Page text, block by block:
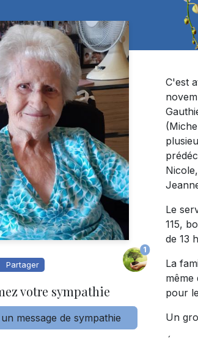
Partager
1
votre sympathie
message de sympathie
C'est
Le
115,
de 13
La
même
pour
Un